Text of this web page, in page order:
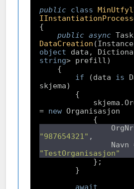
public class
public async
DataCreation (
object data,
string> prefill
if (data is
= new
"987654321"
"TestOrganisasjon"
await